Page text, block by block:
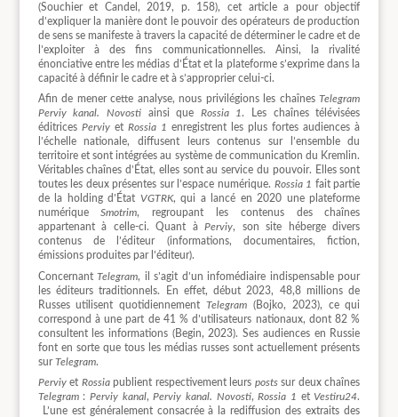
(Souchier et Candel, 2019, p. 158), cet article a pour objectif
d’expliquer la manière dont le pouvoir des opérateurs de production
de sens se manifeste à travers la capacité de déterminer le cadre et de
l’exploiter à des fins communicationnelles. Ainsi, la rivalité
énonciative entre les médias d’État et la plateforme s’exprime dans la
capacité à définir le cadre et à s’approprier celui-ci.
Afin de mener cette analyse, nous privilégions les chaînesTelegram
Perviy kanal. Novostiainsi que Rossia 1. Les chaînes télévisées
éditrices Perviyet Rossia 1 enregistrent les plus fortes audiences à
l’échelle nationale, diffusent leurs contenus sur l’ensemble du
territoire et sont intégrées au système de communication du Kremlin.
Véritables chaînes d’État, elles sont au service du pouvoir. Elles sont
toutes les deux présentes sur l’espace numérique. Rossia 1 fait partie
de la holding d’État VGTRK, qui a lancé en 2020 une plateforme
numériqueSmotrim, regroupant les contenus des chaînes
appartenant à celle-ci. Quant àPerviy, son site héberge divers
contenus de l’éditeur (informations, documentaires, fiction,
émissions produites par l’éditeur).
ConcernantTelegram, il s’agit d’un infomédiaire indispensable pour
les éditeurs traditionnels. En effet, début 2023, 48,8 millions de
Russes utilisent quotidiennementTelegram (Bojko, 2023), ce qui
correspond à une part de 41 % d’utilisateurs nationaux, dont 82 %
consultent les informations (Begin, 2023). Ses audiences en Russie
font en sorte que tous les médias russes sont actuellement présents
surTelegram.
Perviyet Rossiapublient respectivement leurs postssur deux chaînes
Telegram: Perviy kanal,Perviy kanal. Novosti,Rossia 1 etVestiru24.
L’une est généralement consacrée à la rediffusion des extraits des